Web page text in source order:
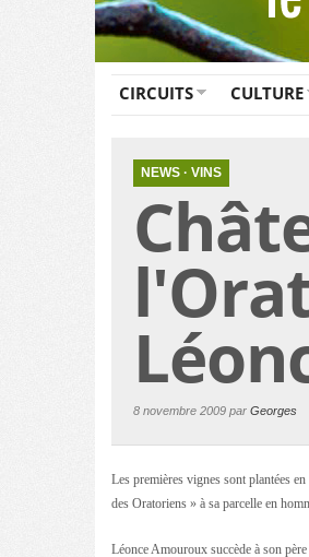
CIRCUITS CULTURE
NEWS · VINS
8 novembre 2009 par Georges
Les premières vignes sont plantées
des Oratoriens » à sa parcelle en
Léonce Amouroux succède à son